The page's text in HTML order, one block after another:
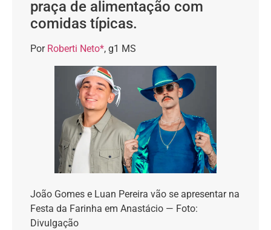
praça de alimentação com
comidas típicas.
Por Roberti Neto*, g1 MS
João Gomes e Luan Pereira vão se apresentar na
Festa da Farinha em Anastácio — Foto:
Divulgação